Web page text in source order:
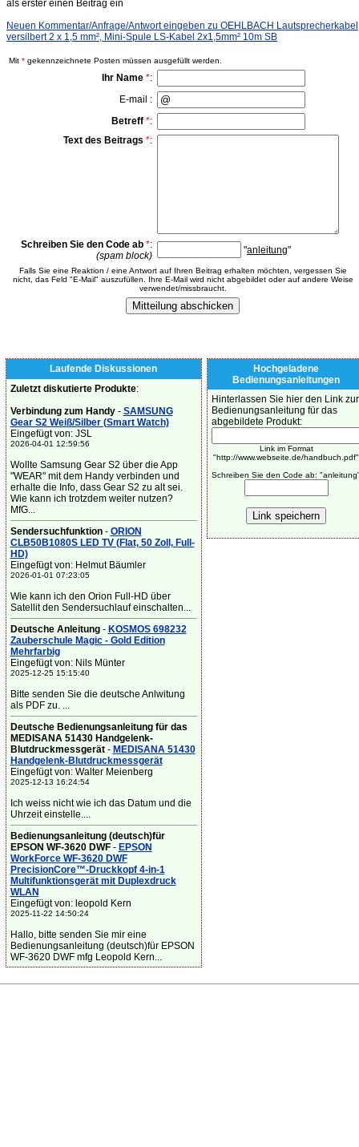
als erster einen Beitrag ein
Neuen Kommentar/Anfrage/Antwort eingeben zu OEHLBACH Lautsprecherkabel
versilbert 2 x 1,5 mm², Mini-Spule LS-Kabel 2x1,5mm² 10m SB
Mit * gekennzeichnete Posten müssen ausgefüllt werden.
Ihr Name *:
E-mail :
Betreff *:
Text des Beitrags *:
Schreiben Sie den Code ab *:
(spam block)
"anleitung"
Falls Sie eine Reaktion / eine Antwort auf Ihren Beitrag erhalten möchten, vergessen Sie
nicht, das Feld "E-Mail" auszufüllen. Ihre E-Mail wird nicht abgebildet oder auf andere Weise
verwendet/missbraucht.
Laufende Diskussionen
Zuletzt diskutierte Produkte:
Verbindung zum Handy- SAMSUNG
Gear S2 Weiß/Silber (Smart Watch)
Eingefügt von: JSL
2026-04-01 12:59:56
Wollte Samsung Gear S2 über die App
"WEAR" mit dem Handy verbinden und
erhalte die Info, dass Gear S2 zu alt sei.
Wie kann ich trotzdem weiter nutzen?
MfG...
Sendersuchfunktion- ORION
CLB50B1080S LED TV (Flat, 50 Zoll, Full-
HD)
Eingefügt von: Helmut Bäumler
2026-01-01 07:23:05
Wie kann ich den Orion Full-HD über
Satellit den Sendersuchlauf einschalten...
Deutsche Anleitung- KOSMOS 698232
Zauberschule Magic - Gold Edition
Mehrfarbig
Eingefügt von: Nils Münter
2025-12-25 15:15:40
Bitte senden Sie die deutsche Anlwitung
als PDF zu. ...
Deutsche Bedienungsanleitung für das
MEDISANA 51430 Handgelenk-
Blutdruckmessgerät- MEDISANA 51430
Handgelenk-Blutdruckmessgerät
Eingefügt von: Walter Meienberg
2025-12-13 16:24:54
Ich weiss nicht wie ich das Datum und die
Uhrzeit einstelle....
Bedienungsanleitung (deutsch)für
EPSON WF-3620 DWF- EPSON
WorkForce WF-3620 DWF
PrecisionCore™-Druckkopf 4-in-1
Multifunktionsgerät mit Duplexdruck
WLAN
Eingefügt von: leopold Kern
2025-11-22 14:50:24
Hallo, bitte senden Sie mir eine
Bedienungsanleitung (deutsch)für EPSON
WF-3620 DWF mfg Leopold Kern...
Hochgeladene
Bedienungsanleitungen
Hinterlassen Sie hier den Link zur
Bedienungsanleitung für das
abgebildete Produkt:
Link im Format
"http://www.webseite.de/handbuch.pdf"
Schreiben Sie den Code ab: